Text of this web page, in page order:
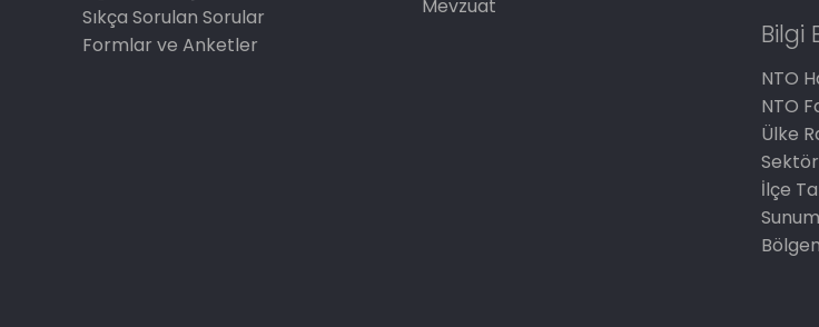
Sıkça Sorulan Sorular
Formlar ve Anketler
Mevzuat
Bilgi
NTO
NTO
Ülke
İlçe